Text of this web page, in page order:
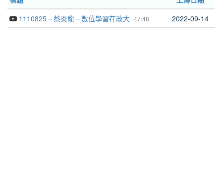
47:48
1110825－蔡炎龍－數位學習在政大 2022-09-14